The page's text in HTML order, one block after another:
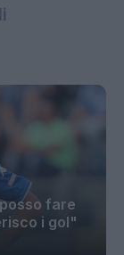
fare
i gol"